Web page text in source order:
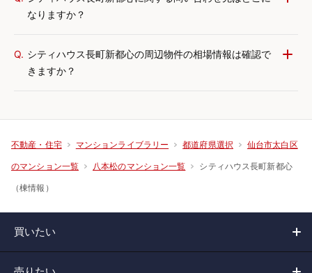
なりますか？
Q. シティハウス長町新都心の周辺物件の相場情報は確認で
きますか？
不動産・住宅 マンションライブラリー 都道府県選択 仙台市太白区
のマンション一覧 八本松のマンション一覧 シティハウス長町新都心
（棟情報）
買いたい